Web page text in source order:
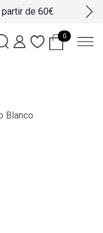
de 60€
0
Blanco